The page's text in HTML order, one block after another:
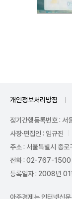
개인정보처리방침
정기간행등록번호 :
사장·편집인 : 임규진
주소 : 서울특별시 종
전화 : 02-767-1500
등록일자 : 2008년
아주경제는 인터넷신